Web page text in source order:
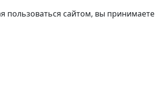
пользоваться сайтом, вы принимаете